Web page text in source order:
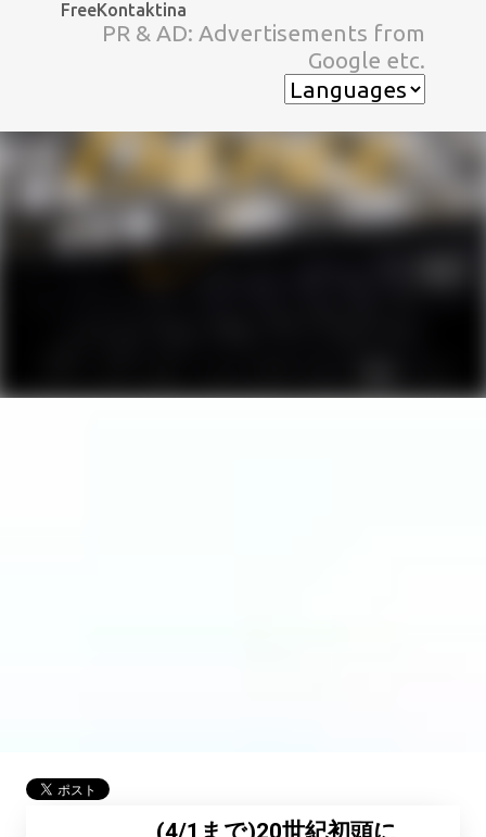
スキップしてメイン コンテンツに移動
FreeKontaktina
PR & AD: Advertisements from
Google etc.
(4/1まで)20世紀初頭に